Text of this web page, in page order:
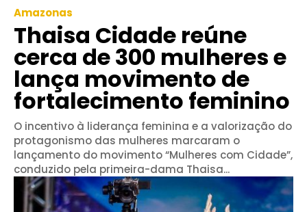
Amazonas
Thaisa Cidade reúne
cerca de 300 mulheres e
lança movimento de
fortalecimento feminino
O incentivo à liderança feminina e a valorização do
protagonismo das mulheres marcaram o
lançamento do movimento “Mulheres com Cidade”,
conduzido pela primeira-dama Thaisa...